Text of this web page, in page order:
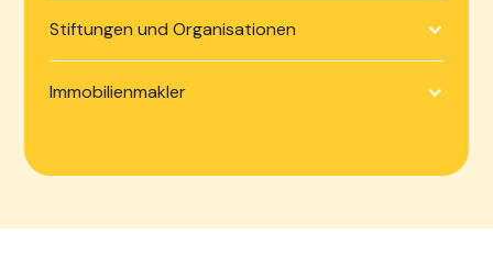
Stiftungen und Organisationen
Immobilienmakler